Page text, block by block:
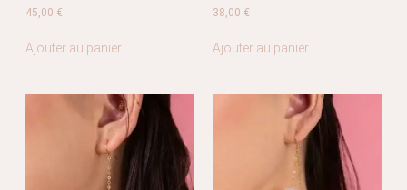
45,00 €
Ajouter au panier
38,00 €
Ajouter au panier